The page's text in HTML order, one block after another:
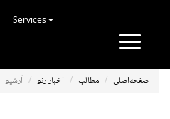
Toggle
صفحه‌اصلی مطالب اخبار رنو آرشیو